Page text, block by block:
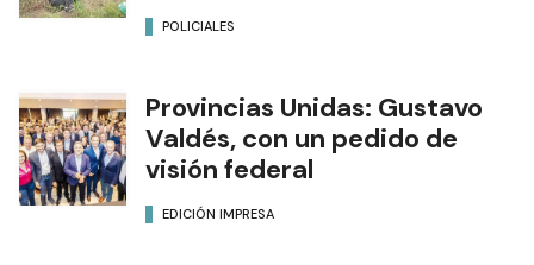
POLICIALES
Provincias Unidas: Gustavo
Valdés, con un pedido de
visión federal
EDICIÓN IMPRESA